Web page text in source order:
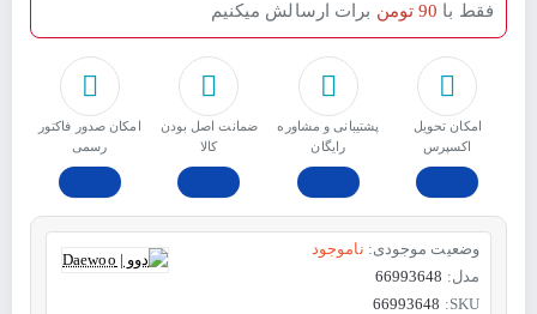
امکان تحویل
اکسپرس
پشتیبانی و مشاوره
رایگان
ﺿﻤﺎﻧﺖ اﺻﻞ ﺑﻮدن
ﮐﺎﻟﺎ
امکان صدور فاکتور
رسمی
فقط با 90 تومن برات ارسالش میکنیم
وضعیت موجودی: ناموجود
مدل: 66993648
SKU:
66993648